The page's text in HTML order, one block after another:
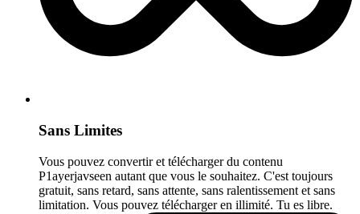
Sans Limites
Vous pouvez convertir et télécharger du contenu
P1ayerjavseen autant que vous le souhaitez. C'est toujours
gratuit, sans retard, sans attente, sans ralentissement et sans
limitation. Vous pouvez télécharger en illimité. Tu es libre.